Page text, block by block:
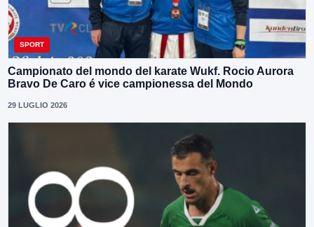
SPORT
Campionato del mondo del karate Wukf. Rocio Aurora
Bravo De Caro é vice campionessa del Mondo
29 LUGLIO 2026